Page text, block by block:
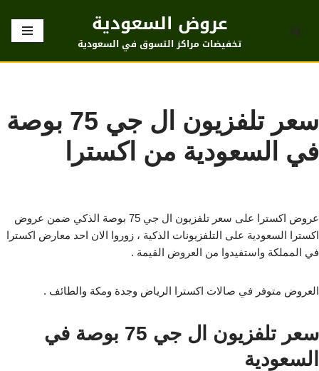
تخطى
عروض السعودية
تخفيضات مراكز التسوق في السعودية
سعر تلفزيون ال جي 75 بوصة
في السعودية من اكسترا
عروض اكسترا على سعر تلفزيون ال جي 75 بوصة الذكي ضمن عروض
اكسترا السعودية على التلفزيونات الذكية ، زوروا الان احد معارض اكسترا
في المملكة واستفيدوا من العروض القيمة .
العروض متوفر في صالات اكسترا الرياض وجدة ومكة والطائف .
سعر تلفزيون ال جي 75 بوصة في
السعودية